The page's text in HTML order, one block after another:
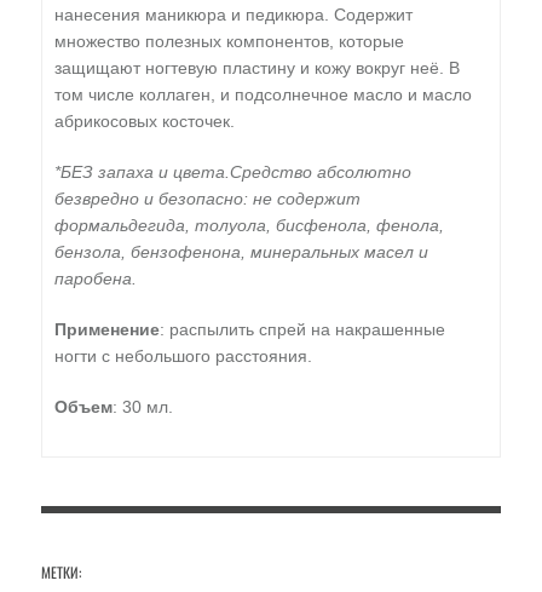
нанесения маникюра и педикюра. Содержит
множество полезных компонентов, которые
защищают ногтевую пластину и кожу вокруг неё. В
том числе коллаген, и подсолнечное масло и масло
абрикосовых косточек.
*БЕЗ запаха и цвета. Средство абсолютно
безвредно и безопасно: не содержит
формальдегида, толуола, бисфенола, фенола,
бензола, бензофенона, минеральных масел и
паробена.
Применение: распылить спрей на накрашенные
ногти с небольшого расстояния.
Объем: 30 мл.
МЕТКИ: